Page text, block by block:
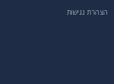
הצהרת נגישות